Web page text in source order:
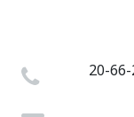
20-